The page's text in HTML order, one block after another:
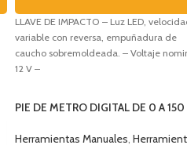
LLAVE DE IMPACTO – Luz LED,
variable con reversa, empuñadura de
caucho sobremoldeada. – Voltaje
12 V –
PIE DE METRO DIGITAL DE 0 A 150
Herramientas Manuales,